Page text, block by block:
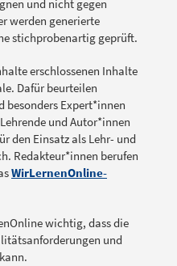
und nicht gegen
werden generierte
stichprobenartig geprüft.
erschlossenen Inhalte
Dafür beurteilen
besonders Expert*innen
und Autor*innen
den Einsatz als Lehr- und
Redakteur*innen berufen
WirLernenOnline-
wichtig, dass die
und